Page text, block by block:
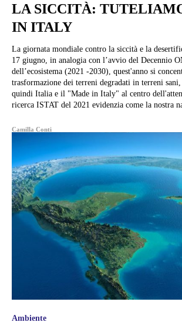
LA SICCITÀ:
IN ITALY
La giornata mondiale contro la siccità e la
17 giugno, in analogia con l’avvio del Decennio
dell’ecosistema (2021 -2030), quest'anno si
trasformazione dei terreni degradati in terreni sani,
quindi Italia e il "Made in Italy" al centro
ricerca ISTAT del 2021 evidenzia come la nostra
Camilla Conti
Ambiente